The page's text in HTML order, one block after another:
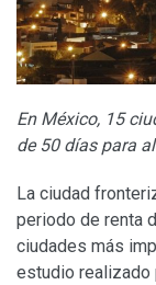
En México, 15
de 50 días para
La ciudad
periodo de renta
ciudades más
estudio realizado